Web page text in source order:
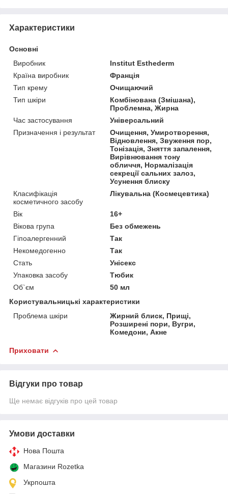
Характеристики
Основні
Виробник
Institut Esthederm
Країна виробник
Франція
Тип крему
Очищаючий
Тип шкіри
Комбінована (Змішана),
Проблемна, Жирна
Час застосування
Універсальний
Призначення і результат
Очищення, Умиротворення,
Відновлення, Звуження пор,
Тонізація, Зняття запалення,
Вирівнювання тону
обличчя, Нормалізація
секреції сальних залоз,
Усунення блиску
Класифікація
косметичного засобу
Лікувальна (Космецевтика)
Вік
16+
Вікова група
Без обмежень
Гіпоалергенний
Так
Некомедогенно
Так
Стать
Унісекс
Упаковка засобу
Тюбик
Об`єм
50 мл
Користувальницькі характеристики
Проблема шкіри
Жирний блиск, Прищі,
Розширені пори, Вугри,
Комедони, Акне
Приховати
Відгуки про товар
Ще немає відгуків про цей товар
Умови доставки
Нова Пошта
Магазини Rozetka
Укрпошта